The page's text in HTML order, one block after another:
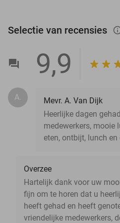
Selectie van recensies
9,9
A.
Mevr. A. Van Dijk
Heerlijke dagen
medewerkers, mooie
eten, ontbijt, lunch en
Overzee
Hartelijk dank voor uw
fijn om te horen dat u
heeft gehad en heeft
vriendelijke medewerkers,